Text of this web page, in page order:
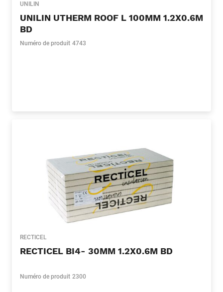
UNILIN
UNILIN UTHERM ROOF L 100MM 1.2X0.6M
BD
Numéro de produit 4743
RECTICEL
RECTICEL BI4- 30MM 1.2X0.6M BD
Numéro de produit 2300